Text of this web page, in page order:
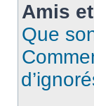
Amis
Que